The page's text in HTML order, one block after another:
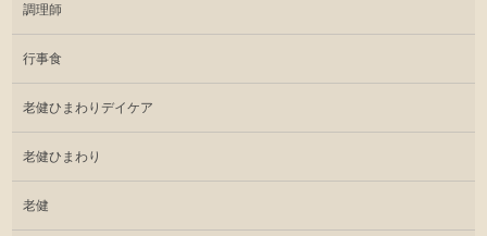
調理師
行事食
老健ひまわりデイケア
老健ひまわり
老健